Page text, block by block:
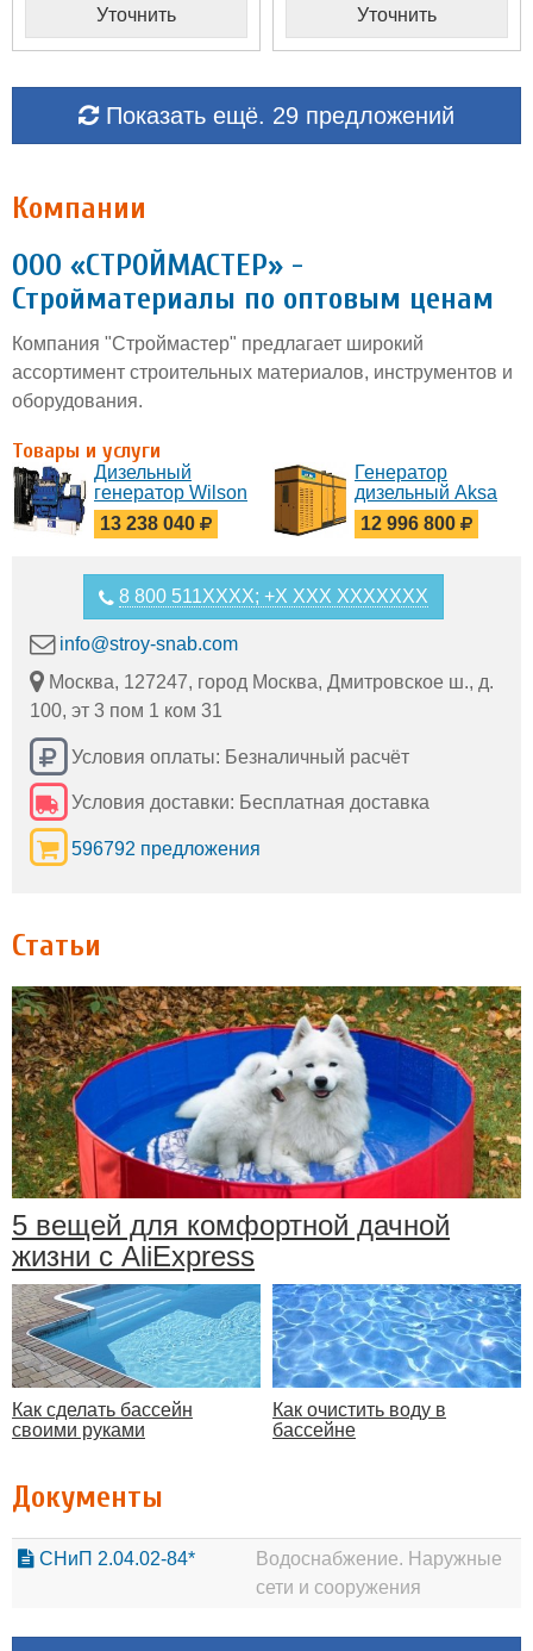
Уточнить Уточнить
Показать ещё. 29 предложений
Компании
ООО «СТРОЙМАСТЕР» -
Стройматериалы по оптовым ценам
Компания "Строймастер" предлагает широкий
ассортимент строительных материалов, инструментов и
оборудования.
Товары и услуги
Дизельный
генератор Wilson
P1500P3
13 238 040
Генератор
дизельный Aksa
AC 1100 в кожухе
12 996 800
8 800 511XXXX; +X XXX XXXXXXX
info@stroy-snab.com
Москва, 127247, город Москва, Дмитровское ш., д.
100, эт 3 пом 1 ком 31
Условия оплаты: Безналичный расчёт
Условия доставки: Бесплатная доставка
596792 предложения
Статьи
5 вещей для комфортной дачной
жизни с AliExpress
Как сделать бассейн
своими руками
Как очистить воду в
бассейне
Документы
СНиП 2.04.02-84*
Водоснабжение. Наружные
сети и сооружения